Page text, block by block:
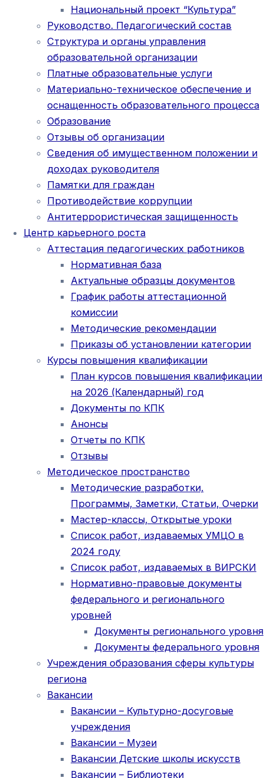
Национальный проект “Культура”
Руководство. Педагогический состав
Структура и органы управления
образовательной организации
Платные образовательные услуги
Материально-техническое обеспечение и
оснащенность образовательного процесса
Образование
Отзывы об организации
Сведения об имущественном положении и
доходах руководителя
Памятки для граждан
Противодействие коррупции
Антитеррористическая защищенность
Центр карьерного роста
Аттестация педагогических работников
Нормативная база
Актуальные образцы документов
График работы аттестационной
комиссии
Методические рекомендации
Приказы об установлении категории
Курсы повышения квалификации
План курсов повышения квалификации
на 2026 (Календарный) год
Документы по КПК
Анонсы
Отчеты по КПК
Отзывы
Методическое пространство
Методические разработки,
Программы, Заметки, Статьи, Очерки
Мастер-классы, Открытые уроки
Список работ, издаваемых УМЦО в
2024 году
Список работ, издаваемых в ВИРСКИ
Нормативно-правовые документы
федерального и регионального
уровней
Документы регионального уровня
Документы федерального уровня
Учреждения образования сферы культуры
региона
Вакансии
Вакансии – Культурно-досуговые
учреждения
Вакансии – Музеи
Вакансии Детские школы искусств
Вакансии – Библиотеки